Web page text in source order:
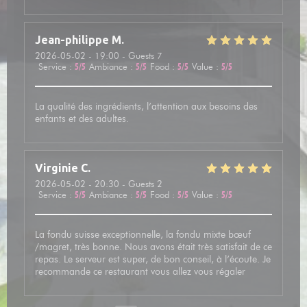
Jean-philippe M
2026-05-02 - 19:00 - Guests 7
Service : 5/5 Ambiance : 5/5 Food : 5/5 Value : 5/5
La qualité des ingrédients, l’attention aux besoins des
enfants et des adultes.
Virginie C
2026-05-02 - 20:30 - Guests 2
Service : 5/5 Ambiance : 5/5 Food : 5/5 Value : 5/5
La fondu suisse exceptionnelle, la fondu mixte bœuf
/magret, très bonne. Nous avons était très satisfait de ce
repas. Le serveur est super, de bon conseil, à l’écoute. Je
recommande ce restaurant vous allez vous régaler